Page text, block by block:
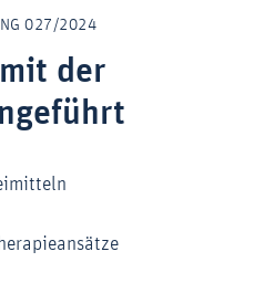
027/2024
der